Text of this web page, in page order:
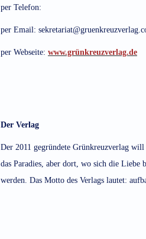
per Telefon:
per Email:
per Webseite: www.grünkreuzverlag.de
Der Verlag
Der 2011 gegründete Grünkreuzverlag
das Paradies, aber dort, wo sich die Liebe
werden. Das Motto des Verlags lautet: